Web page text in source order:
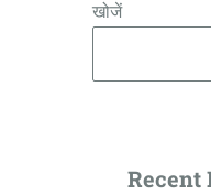
खोजें
Recent